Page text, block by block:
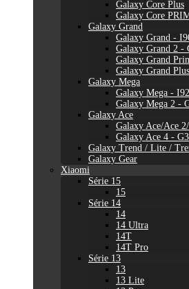
Galaxy Core Plus
Galaxy Core
Galaxy Grand
Galaxy Grand -
Galaxy Grand 2 -
Galaxy Grand
Galaxy Grand
Galaxy Mega
Galaxy Mega -
Galaxy Mega 2 -
Galaxy Ace
Galaxy Ace/Ace
Galaxy Ace 4 -
Galaxy Trend / Lite /
Galaxy Gear
Xiaomi
Série 15
15
Série 14
14
14 Ultra
14T
14T Pro
Série 13
13
13 Lite